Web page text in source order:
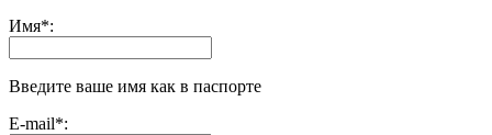
Имя*:
Введите ваше имя как в паспорте
E-mail*: